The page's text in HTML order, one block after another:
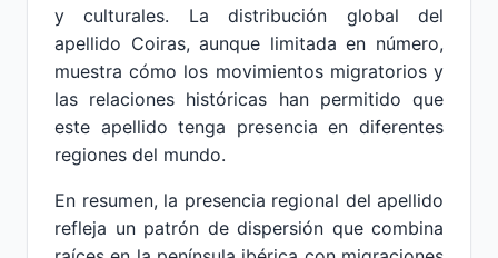
y culturales. La distribución global del
apellido Coiras, aunque limitada en número,
muestra cómo los movimientos migratorios y
las relaciones históricas han permitido que
este apellido tenga presencia en diferentes
regiones del mundo.
En resumen, la presencia regional del apellido
refleja un patrón de dispersión que combina